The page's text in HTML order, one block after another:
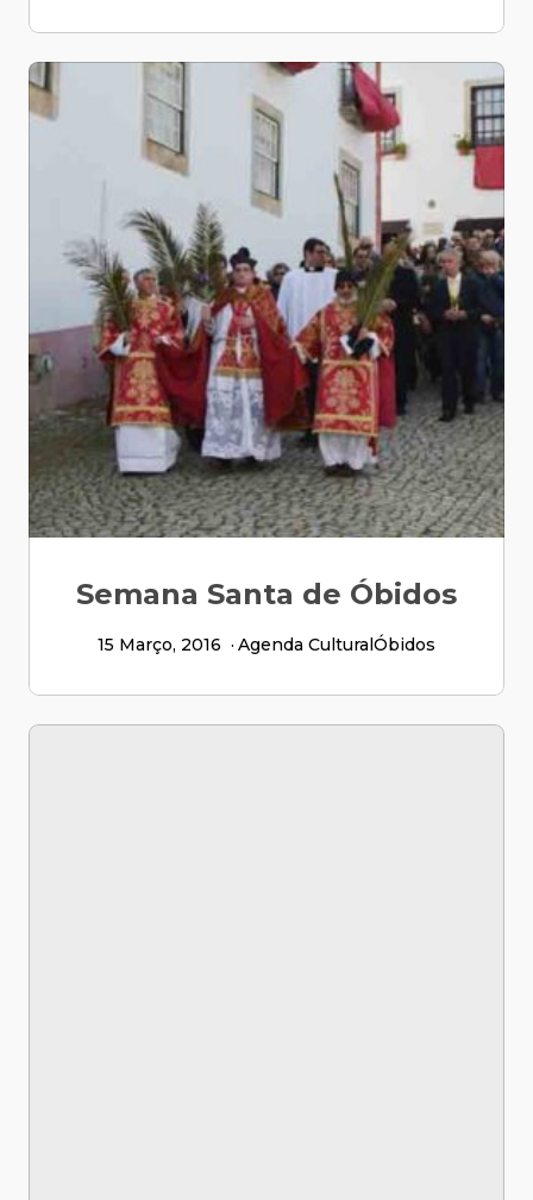
Semana Santa de Óbidos
15 Março, 2016 Agenda CulturalÓbidos